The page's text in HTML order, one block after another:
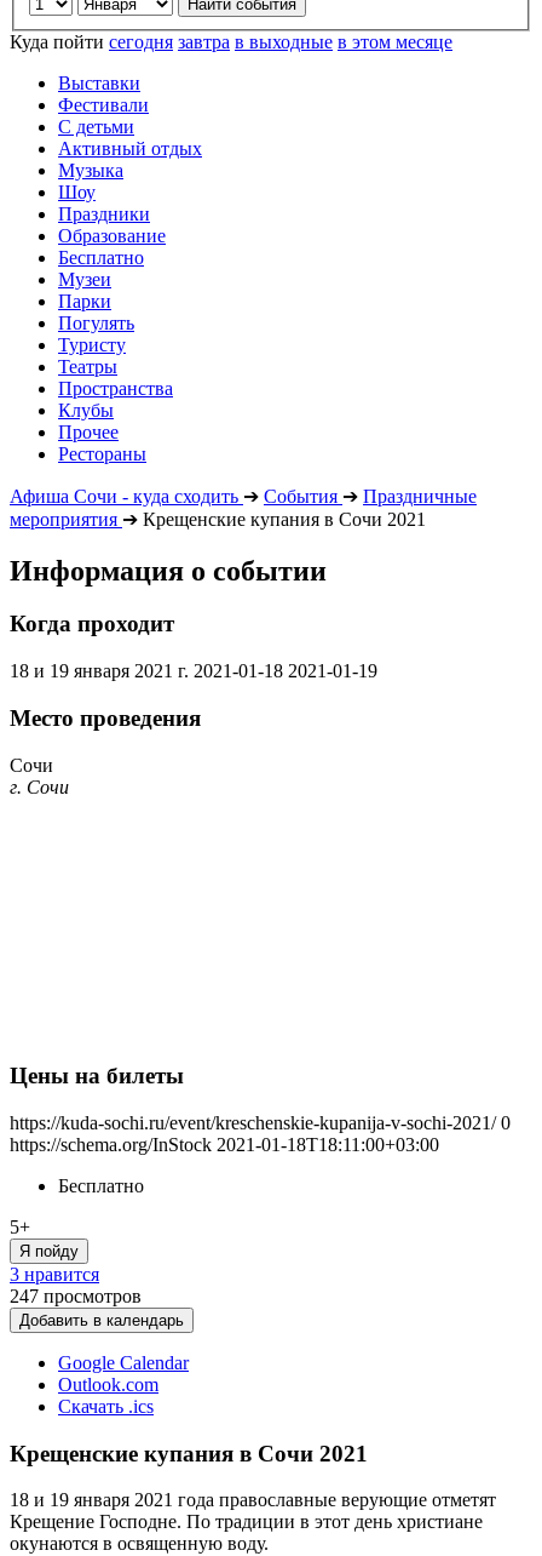
Куда пойти сегодня завтра в выходные в этом месяце
Выставки
Фестивали
С детьми
Активный отдых
Музыка
Шоу
Праздники
Образование
Бесплатно
Музеи
Парки
Погулять
Туристу
Театры
Пространства
Клубы
Прочее
Рестораны
Афиша Сочи - куда сходить ➔ События ➔ Праздничные
мероприятия ➔ Крещенские купания в Сочи 2021
Информация о событии
Когда проходит
18 и 19 января 2021 г. 2021-01-18 2021-01-19
Место проведения
Сочи
г. Сочи
Цены на билеты
https://kuda-sochi.ru/event/kreschenskie-kupanija-v-sochi-2021/ 0
https://schema.org/InStock 2021-01-18T18:11:00+03:00
Бесплатно
5+
Я пойду
3 нравится
247 просмотров
Добавить в календарь
Google Calendar
Outlook.com
Скачать .ics
Крещенские купания в Сочи 2021
18 и 19 января 2021 года православные верующие отметят
Крещение Господне. По традиции в этот день христиане
окунаются в освященную воду.